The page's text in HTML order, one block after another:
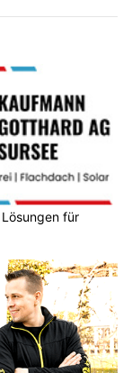
für